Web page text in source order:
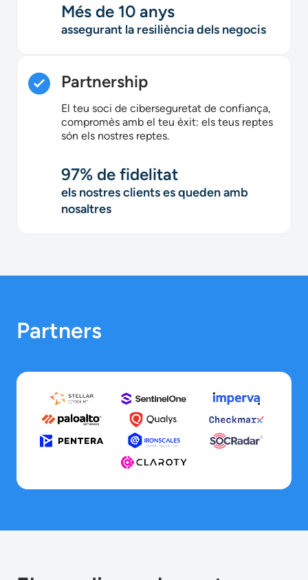
Més de 10 anys
assegurant la resiliència dels negocis
Partnership
El teu soci de ciberseguretat de confiança,
compromès amb el teu èxit: els teus reptes
són els nostres reptes.
97% de fidelitat
els nostres clients es queden amb
nosaltres
Partners